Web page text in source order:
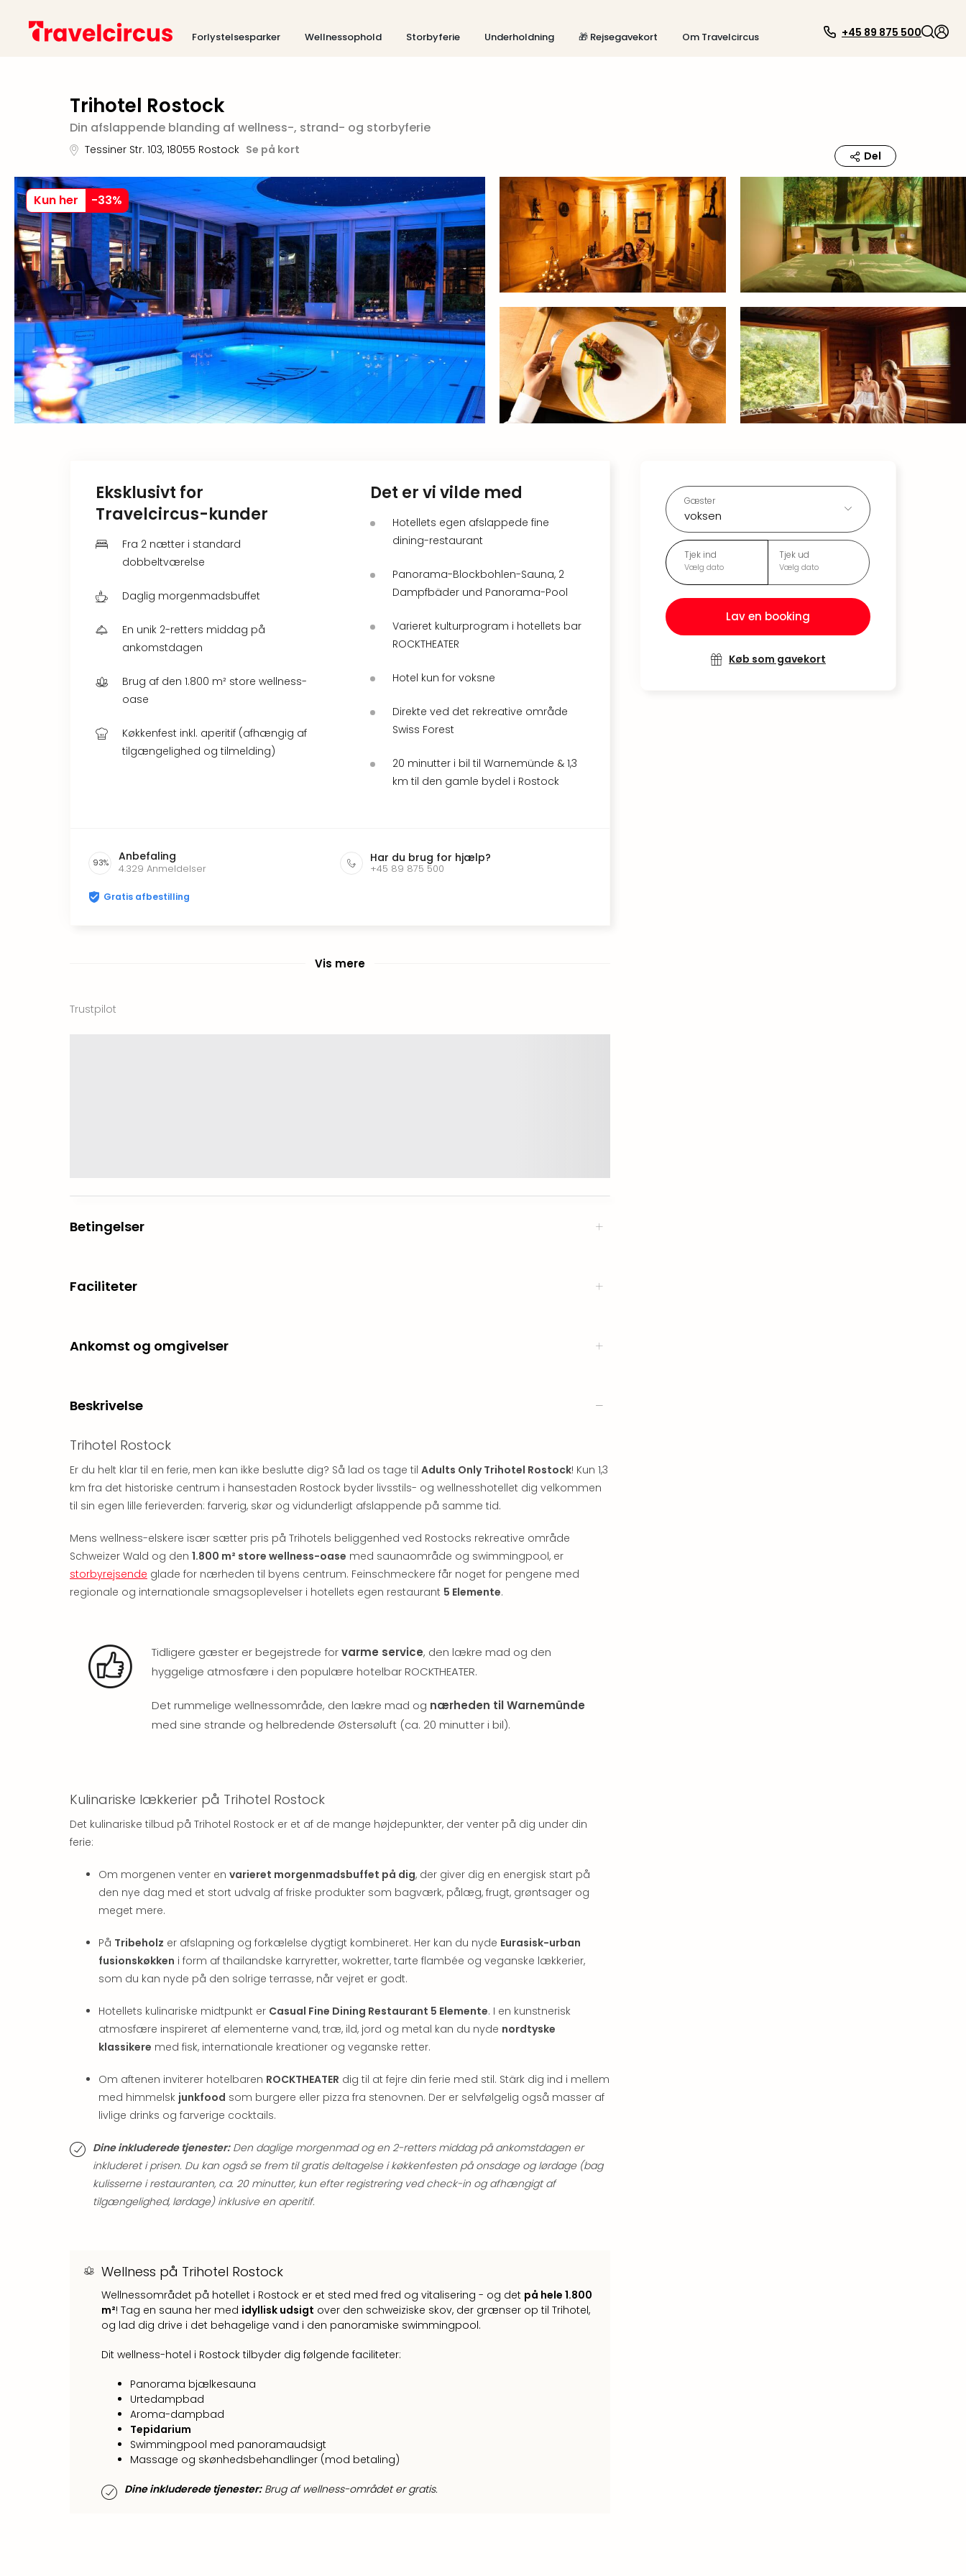
Forlystelsesparker Wellnessophold Storbyferie Underholdning 🎁 Rejsegavekort Om Travelcircus +45 89 875 500
Trihotel Rostock
Din afslappende blanding af wellness-, strand- og storbyferie
Tessiner Str. 103, 18055 Rostock Se på kort Del
Kun her -33%
Gæster
voksen
Tjek ind
Vælg dato
Tjek ud
Vælg dato
Lav en booking
Køb som gavekort
Eksklusivt for
Travelcircus-kunder
Fra 2 nætter i standard
dobbeltværelse
Daglig morgenmadsbuffet
En unik 2-retters middag på
ankomstdagen
Brug af den 1.800 m² store wellness-
oase
Køkkenfest inkl. aperitif (afhængig af
tilgængelighed og tilmelding)
Det er vi vilde med
Hotellets egen afslappede fine
dining-restaurant
Panorama-Blockbohlen-Sauna, 2
Dampfbäder und Panorama-Pool
Varieret kulturprogram i hotellets bar
ROCKTHEATER
Hotel kun for voksne
Direkte ved det rekreative område
Swiss Forest
20 minutter i bil til Warnemünde & 1,3
km til den gamle bydel i Rostock
93% Anbefaling
4.329 Anmeldelser
Har du brug for hjælp?
+45 89 875 500
Gratis afbestilling
Vis mere
Trustpilot
Betingelser
Faciliteter
Ankomst og omgivelser
Beskrivelse
Trihotel Rostock
Er du helt klar til en ferie, men kan ikke beslutte dig? Så lad os tage til Adults Only Trihotel Rostock! Kun 1,3
km fra det historiske centrum i hansestaden Rostock byder livsstils- og wellnesshotellet dig velkommen
til sin egen lille ferieverden: farverig, skør og vidunderligt afslappende på samme tid.
Mens wellness-elskere især sætter pris på Trihotels beliggenhed ved Rostocks rekreative område
Schweizer Wald og den 1.800 m² store wellness-oase med saunaområde og swimmingpool, er
storbyrejsende glade for nærheden til byens centrum. Feinschmeckere får noget for pengene med
regionale og internationale smagsoplevelser i hotellets egen restaurant 5 Elemente.
Tidligere gæster er begejstrede forvarme service, den lækre mad og den
hyggelige atmosfære i den populære hotelbar ROCKTHEATER.
Det rummelige wellnessområde, den lækre mad og nærheden til Warnemünde
med sine strande og helbredende Østersøluft (ca. 20 minutter i bil).
Kulinariske lækkerier på Trihotel Rostock
Det kulinariske tilbud på Trihotel Rostock er et af de mange højdepunkter, der venter på dig under din
ferie:
Om morgenen venter en varieret morgenmadsbuffet på dig, der giver dig en energisk start på
den nye dag med et stort udvalg af friske produkter som bagværk, pålæg, frugt, grøntsager og
meget mere.
På Tribeholz er afslapning og forkælelse dygtigt kombineret. Her kan du nyde Eurasisk-urban
fusionskøkken i form af thailandske karryretter, wokretter, tarte flambée og veganske lækkerier,
som du kan nyde på den solrige terrasse, når vejret er godt.
Hotellets kulinariske midtpunkt er Casual Fine Dining Restaurant 5 Elemente. I en kunstnerisk
atmosfære inspireret af elementerne vand, træ, ild, jord og metal kan du nyde nordtyske
klassikere med fisk, internationale kreationer og veganske retter.
Om aftenen inviterer hotelbaren ROCKTHEATER dig til at fejre din ferie med stil. Stärk dig ind i mellem
med himmelsk junkfood som burgere eller pizza fra stenovnen. Der er selvfølgelig også masser af
livlige drinks og farverige cocktails.
Dine inkluderede tjenester:Den daglige morgenmad og en 2-retters middag på ankomstdagen er
inkluderet i prisen. Du kan også se frem til gratis deltagelse i køkkenfesten på onsdage og lørdage (bag
kulisserne i restauranten, ca. 20 minutter, kun efter registrering ved check-in og afhængigt af
tilgængelighed, lørdage) inklusive en aperitif.
Wellness på Trihotel Rostock
Wellnessområdet på hotellet i Rostock er et sted med fred og vitalisering - og det på hele 1.800
m²! Tag en sauna her med idyllisk udsigt over den schweiziske skov, der grænser op til Trihotel,
og lad dig drive i det behagelige vand i den panoramiske swimmingpool.
Dit wellness-hotel i Rostock tilbyder dig følgende faciliteter:
Panorama bjælkesauna
Urtedampbad
Aroma-dampbad
Tepidarium
Swimmingpool med panoramaudsigt
Massage og skønhedsbehandlinger (mod betaling)
Dine inkluderede tjenester:Brug af wellness-området er gratis.